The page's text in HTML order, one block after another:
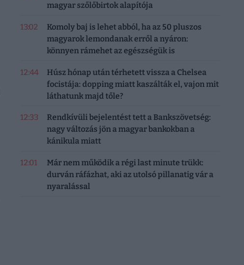
magyar szőlőbirtok alapítója
13:02
Komoly baj is lehet abból, ha az 50 pluszos
magyarok lemondanak erről a nyáron:
könnyen rámehet az egészségük is
12:44
Húsz hónap után térhetett vissza a Chelsea
focistája: dopping miatt kaszálták el, vajon mit
láthatunk majd tőle?
12:33
Rendkívüli bejelentést tett a Bankszövetség:
nagy változás jön a magyar bankokban a
kánikula miatt
12:01
Már nem működik a régi last minute trükk:
durván ráfázhat, aki az utolsó pillanatig vár a
nyaralással